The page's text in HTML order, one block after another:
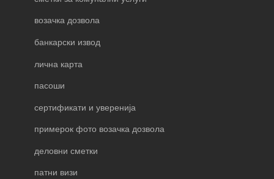
возачка дозвола
банкарски извод
лична карта
пасоши
сертификати и уверенија
примерок фото возачка дозвола
деловни сметки
патни визи